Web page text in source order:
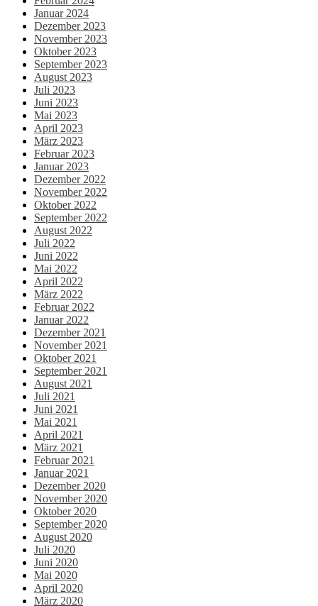
Januar 2024
Dezember 2023
November 2023
Oktober 2023
September 2023
August 2023
Juli 2023
Juni 2023
Mai 2023
April 2023
März 2023
Februar 2023
Januar 2023
Dezember 2022
November 2022
Oktober 2022
September 2022
August 2022
Juli 2022
Juni 2022
Mai 2022
April 2022
März 2022
Februar 2022
Januar 2022
Dezember 2021
November 2021
Oktober 2021
September 2021
August 2021
Juli 2021
Juni 2021
Mai 2021
April 2021
März 2021
Februar 2021
Januar 2021
Dezember 2020
November 2020
Oktober 2020
September 2020
August 2020
Juli 2020
Juni 2020
Mai 2020
April 2020
März 2020